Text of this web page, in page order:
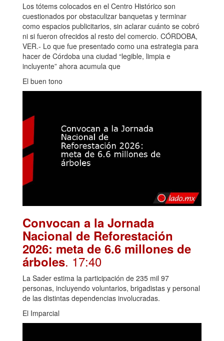
Los tótems colocados en el Centro Histórico son
cuestionados por obstaculizar banquetas y terminar
como espacios publicitarios, sin aclarar cuánto se cobró
ni si fueron ofrecidos al resto del comercio. CÓRDOBA,
VER.- Lo que fue presentado como una estrategia para
hacer de Córdoba una ciudad “legible, limpia e
incluyente” ahora acumula que
El buen tono
Convocan a la Jornada
Nacional de Reforestación
2026: meta de 6.6 millones de
árboles. 17:40
La Sader estima la participación de 235 mil 97
personas, incluyendo voluntarios, brigadistas y personal
de las distintas dependencias involucradas.
El Imparcial